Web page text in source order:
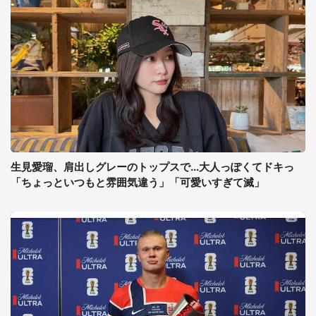
生見愛瑠、肩出しグレーのトップスで...大人っぽくてドキっ
「ちょっといつもと雰囲気違う」「可愛いすぎて滅」